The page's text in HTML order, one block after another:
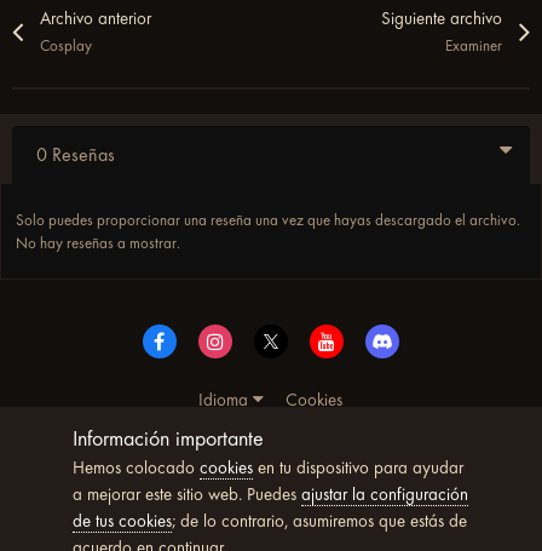
Archivo anterior
Cosplay
Siguiente archivo
Examiner
0 Reseñas
Solo puedes proporcionar una reseña una vez que hayas descargado el archivo.
No hay reseñas a mostrar.
Idioma
Cookies
© Copyright UltimoWoW™ 2025. Todos los derechos
reservados
Powered by Invision Community
Información importante
Hemos colocado cookiesen tu dispositivo para ayudar
a mejorar este sitio web. Puedes ajustar la configuración
de tus cookies; de lo contrario, asumiremos que estás de